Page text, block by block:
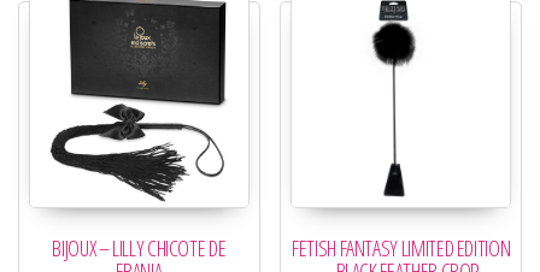
BIJOUX – LILLY CHICOTE DE FETISH FANTASY LIMITED EDITION